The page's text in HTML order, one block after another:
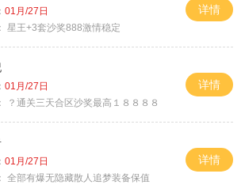
01月/27日
星王+3套沙奖888激情稳定
详情
01月/27日
？通关三天合区沙奖最高１８８８８
详情
01月/27日
全部有爆无隐藏散人追梦装备保值
详情